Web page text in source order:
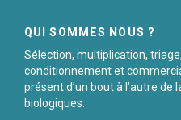
QUI SOMMES NOUS ?
Sélection, multiplication,
conditionnement et
présent d’un bout à l’autre
biologiques.